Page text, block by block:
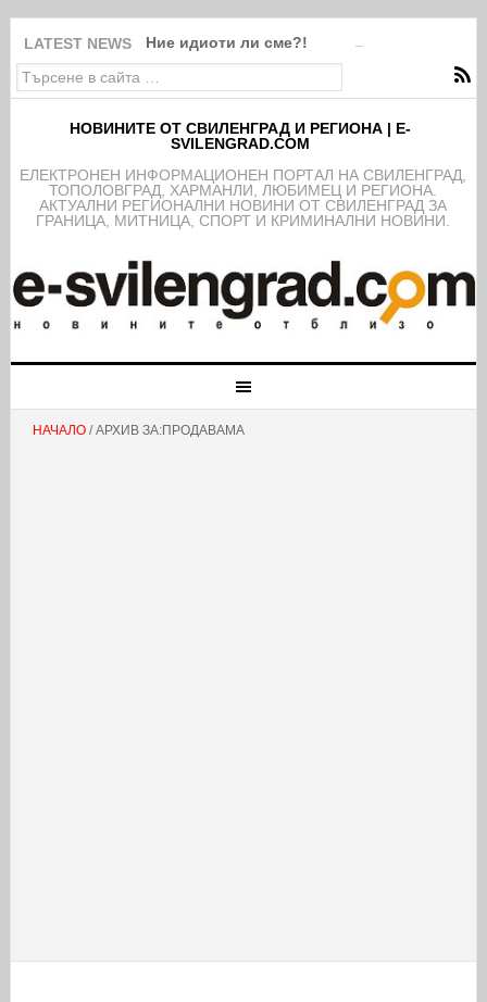
LATEST NEWS Ние идиоти ли сме?!
НОВИНИТЕ ОТ СВИЛЕНГРАД И РЕГИОНА | E-
SVILENGRAD.COM
EЛЕКТРОНЕН ИНФОРМАЦИОНЕН ПОРТАЛ НА СВИЛЕНГРАД,
ТОПОЛОВГРАД, ХАРМАНЛИ, ЛЮБИМЕЦ И РЕГИОНА.
АКТУАЛНИ РЕГИОНАЛНИ НОВИНИ ОТ СВИЛЕНГРАД ЗА
ГРАНИЦА, МИТНИЦА, СПОРТ И КРИМИНАЛНИ НОВИНИ.
НАЧАЛО/ АРХИВ ЗА:ПРОДАВАМА